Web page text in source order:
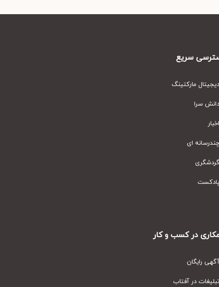
سریع
مارکتینگ
سرا
ای
در کسب و کار
رایگان
در آفتاب